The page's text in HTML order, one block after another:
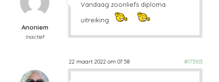
Anoniem
Inactief
Vandaag zoonliefs diploma
uitreiking
22 maart 2022 om 07:58 #173103